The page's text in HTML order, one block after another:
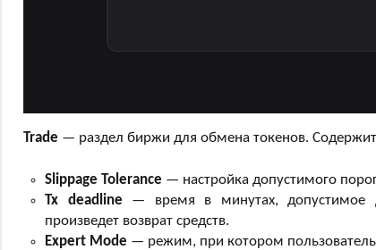
Trade — раздел биржи для обмена токенов.
Slippage Tolerance — настройка допустимого
Tx deadline — время в минутах, допустимое
произведет возврат средств.
Expert Mode — режим, при котором